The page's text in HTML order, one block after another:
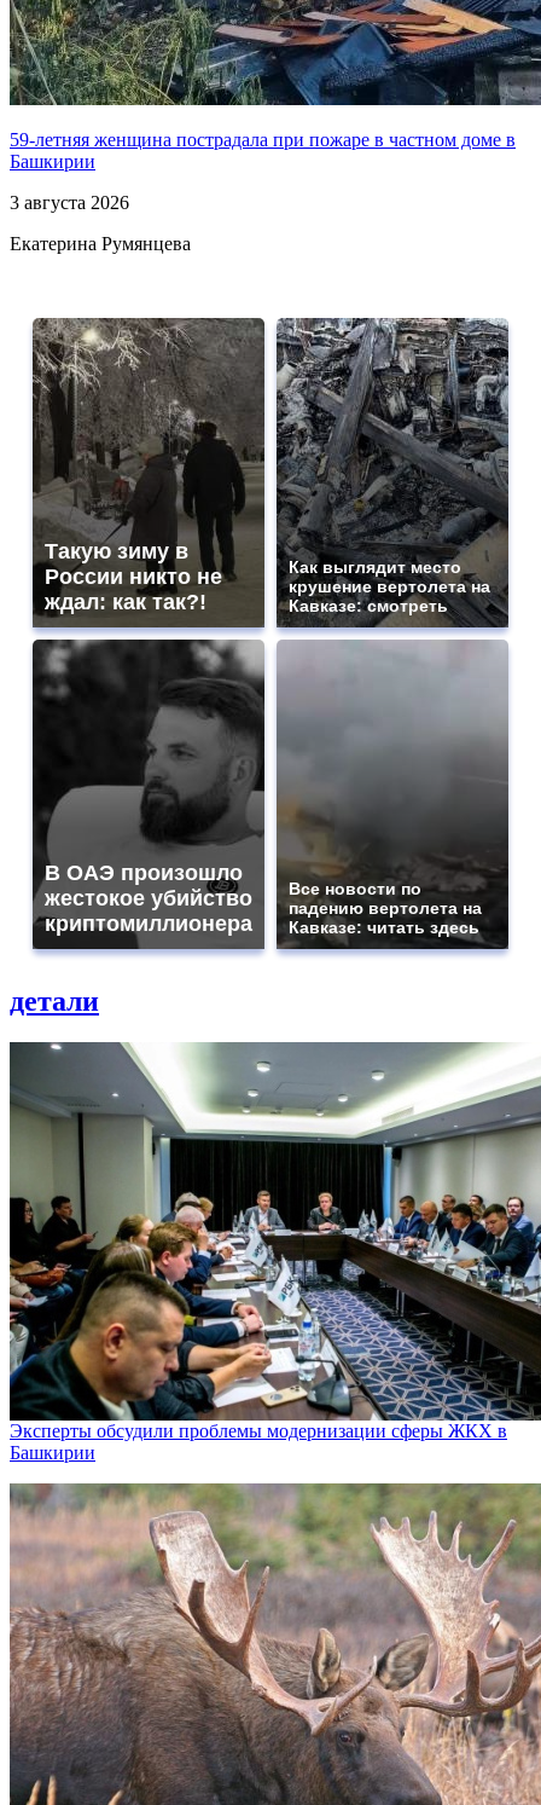
59-летняя женщина пострадала при пожаре в частном доме в
Башкирии
3 августа 2026
Екатерина Румянцева
Такую зиму в
России никто не
ждал: как так?!
Как выглядит место
крушение вертолета на
Кавказе: смотреть
В ОАЭ произошло
жестокое убийство
криптомиллионера
Все новости по
падению вертолета на
Кавказе: читать здесь
детали
Эксперты обсудили проблемы модернизации сферы ЖКХ в
Башкирии